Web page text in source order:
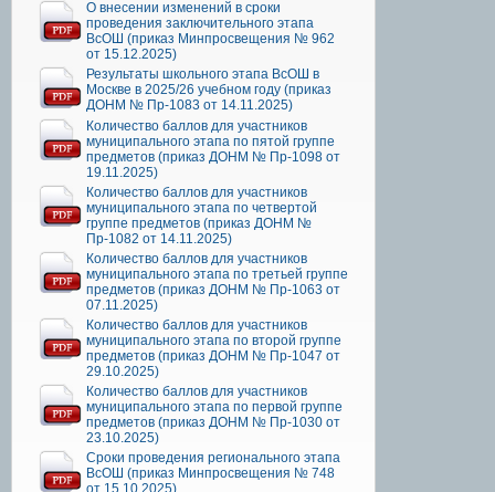
О внесении изменений в сроки
проведения заключительного этапа
ВсОШ (приказ Минпросвещения № 962
от 15.12.2025)
Результаты школьного этапа ВсОШ в
Москве в 2025/26 учебном году (приказ
ДОНМ № Пр-1083 от 14.11.2025)
Количество баллов для участников
муниципального этапа по пятой группе
предметов (приказ ДОНМ № Пр-1098 от
19.11.2025)
Количество баллов для участников
муниципального этапа по четвертой
группе предметов (приказ ДОНМ №
Пр-1082 от 14.11.2025)
Количество баллов для участников
муниципального этапа по третьей группе
предметов (приказ ДОНМ № Пр-1063 от
07.11.2025)
Количество баллов для участников
муниципального этапа по второй группе
предметов (приказ ДОНМ № Пр-1047 от
29.10.2025)
Количество баллов для участников
муниципального этапа по первой группе
предметов (приказ ДОНМ № Пр-1030 от
23.10.2025)
Сроки проведения регионального этапа
ВсОШ (приказ Минпросвещения № 748
от 15.10.2025)